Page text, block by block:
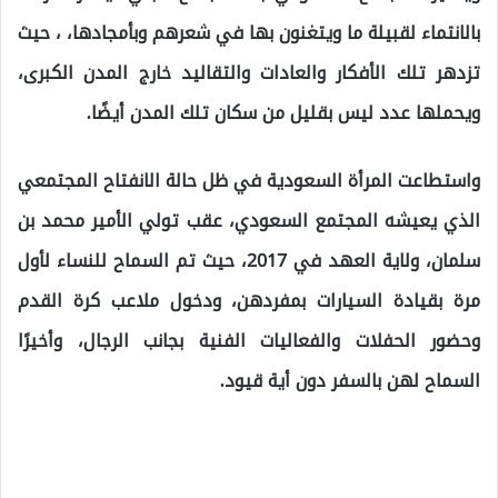
بالانتماء لقبيلة ما ويتغنون بها في شعرهم وبأمجادها، ، حيث
تزدهر تلك الأفكار والعادات والتقاليد خارج المدن الكبرى،
ويحملها عدد ليس بقليل من سكان تلك المدن أيضًا.
واستطاعت المرأة السعودية في ظل حالة الانفتاح المجتمعي
الذي يعيشه المجتمع السعودي، عقب تولي الأمير محمد بن
سلمان، ولاية العهد في 2017، حيث تم السماح للنساء لأول
مرة بقيادة السيارات بمفردهن، ودخول ملاعب كرة القدم
وحضور الحفلات والفعاليات الفنية بجانب الرجال، وأخيرًا
السماح لهن بالسفر دون أية قيود.